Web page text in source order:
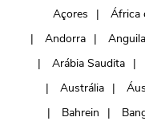
Açores África
Andorra
Anguila
Arábia Saudita
Austrália
Bahrein